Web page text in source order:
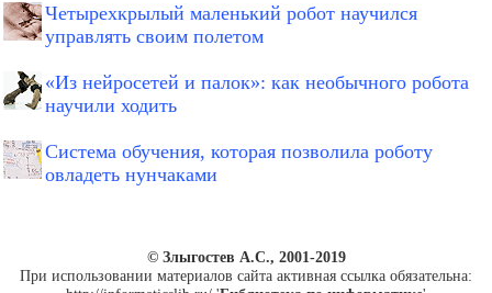
Четырехкрылый маленький робот научился
управлять своим полетом
«Из нейросетей и палок»: как необычного робота
научили ходить
Система обучения, которая позволила роботу
овладеть нунчаками
© Злыгостев А.С., 2001-2019
При использовании материалов сайта активная ссылка обязательна: